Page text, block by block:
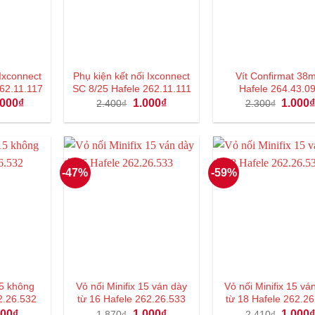
₫Giá
tại
17.000₫.
Phụ kiện kết nối Ixconnect
SC 8/25 Hafele 262.11.111
2.400₫ Giá
là:
1.000₫Giá
tại
1.000₫.
Vít Confirmat
Hafele
2.300₫ Giá
là:
1.000₫
không
Giá
-47%
Vỏ nối Minifix 15 ván dày
từ 16 Hafele 262.26.533
Giá Giá
-59%
Vỏ nối Minifix 15
từ 18 Hafele
Giá